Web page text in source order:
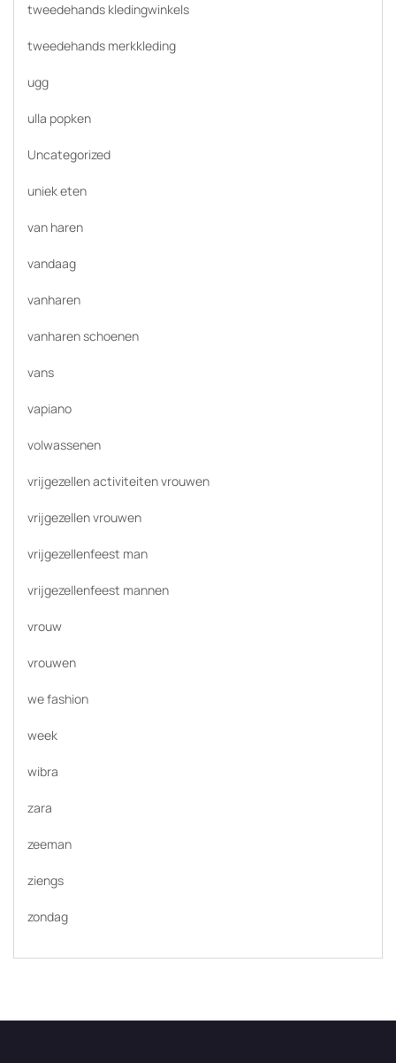
tweedehands kledingwinkels
tweedehands merkkleding
ugg
ulla popken
Uncategorized
uniek eten
van haren
vandaag
vanharen
vanharen schoenen
vans
vapiano
volwassenen
vrijgezellen activiteiten vrouwen
vrijgezellen vrouwen
vrijgezellenfeest man
vrijgezellenfeest mannen
vrouw
vrouwen
we fashion
week
wibra
zara
zeeman
ziengs
zondag